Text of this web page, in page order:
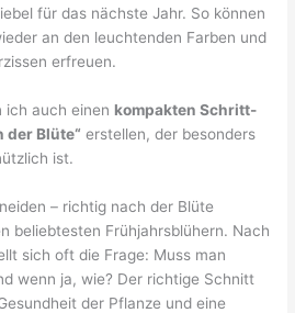
für das nächste Jahr. So können
an den leuchtenden Farben und
erfreuen.
ich auch einen kompakten Schritt-
der Blüte“ erstellen, der besonders
ist.
– richtig nach der Blüte
beliebtesten Frühjahrsblühern. Nach
sich oft die Frage: Muss man
wenn ja, wie? Der richtige Schnitt
der Pflanze und eine